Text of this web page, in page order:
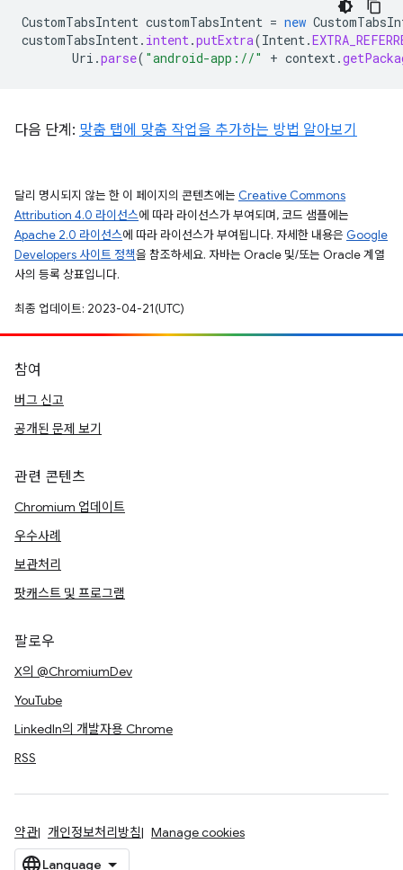
CustomTabsIntent customTabsIntent = new
customTabsIntent. intent.putExtra(Intent.
Uri .parse( "android-app://" + context.
다음 단계: 맞춤 탭에 맞춤 작업을 추가하는 방법 알아보기
달리 명시되지 않는 한 이 페이지의 콘텐츠에는 Creative Commons
Attribution 4.0 라이선스에 따라 라이선스가 부여되며, 코드 샘플에는
Apache 2.0 라이선스에 따라 라이선스가 부여됩니다. 자세한 내용은 Google
Developers 사이트 정책을 참조하세요. 자바는 Oracle 및/또는 Oracle 계열
사의 등록 상표입니다.
최종 업데이트: 2023-04-21(UTC)
참여
버그 신고
공개된 문제 보기
관련 콘텐츠
Chromium 업데이트
우수사례
보관처리
팟캐스트 및 프로그램
팔로우
X의 @ChromiumDev
YouTube
LinkedIn의 개발자용 Chrome
RSS
약관 개인정보처리방침 Manage cookies